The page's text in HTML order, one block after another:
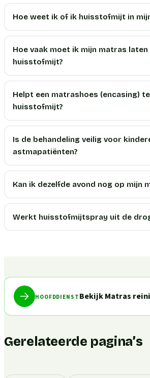
Hoe weet ik of ik huisstofmijt in
Hoe vaak moet ik mijn matras
huisstofmijt?
Helpt een matrashoes (encasing)
huisstofmijt?
Is de behandeling veilig voor
astmapatiënten?
Kan ik dezelfde avond nog op mijn
Werkt huisstofmijtspray uit de
HOOFDDIENST Bekijk Matras
Gerelateerde pagina’s